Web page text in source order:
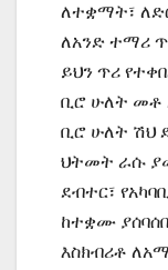
ለተቋማት፣
ለአንድ ተማሪ ጥሪ
ይህን ጥሪ
ቢሮ ሁለት መቶ
ቢሮ ሁለት ሽህ
ህትመት ራሱ
ደብተር፣
ከተቋሙ
እስክብሪቶ